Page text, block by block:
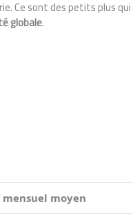
Ce sont des petits plus
globale.
moyen